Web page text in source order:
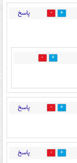
10 پاسخ
11
0 پاسخ
4 پاسخ